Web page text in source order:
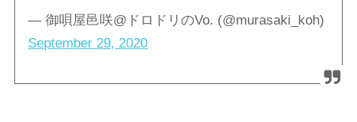
— 御唄屋邑咲@ドロドリのVo. (@murasaki_koh)
September 29, 2020